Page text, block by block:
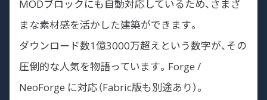
MODブロックにも自動対応しているため、さまざ
まな素材感を活かした建築ができます。
ダウンロード数1億3000万超えという数字が、その
圧倒的な人気を物語っています。Forge /
NeoForge に対応（Fabric版も別途あり）。